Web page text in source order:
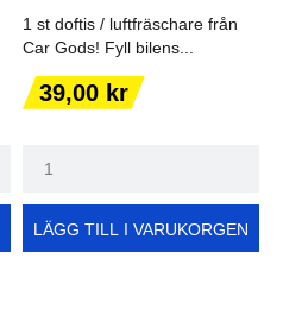
1 st doftis / luftfräschare från
Car Gods! Fyll bilens...
Pris
39,00 kr
LÄGG TILL I VARUKORGEN